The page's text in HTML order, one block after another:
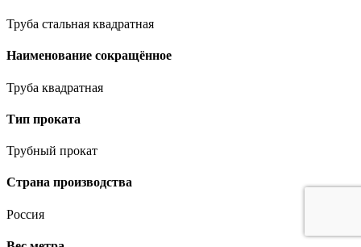
Труба стальная квадратная
Наименование сокращённое
Труба квадратная
Тип проката
Трубный прокат
Страна производства
Россия